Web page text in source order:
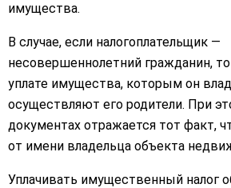
имущества.
В случае, если налогоплательщик —
несовершеннолетний гражданин,
уплате имущества, которым он
осуществляют его родители. При
документах отражается тот факт,
от имени владельца объекта
Уплачивать имущественный налог